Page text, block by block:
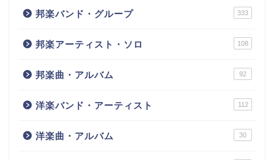
邦楽バンド・グループ 333
邦楽アーティスト・ソロ 108
邦楽曲・アルバム 92
洋楽バンド・アーティスト 112
洋楽曲・アルバム 30